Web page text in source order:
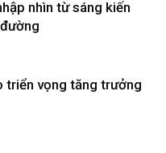
nhìn từ sáng kiến
triển vọng tăng trưởng